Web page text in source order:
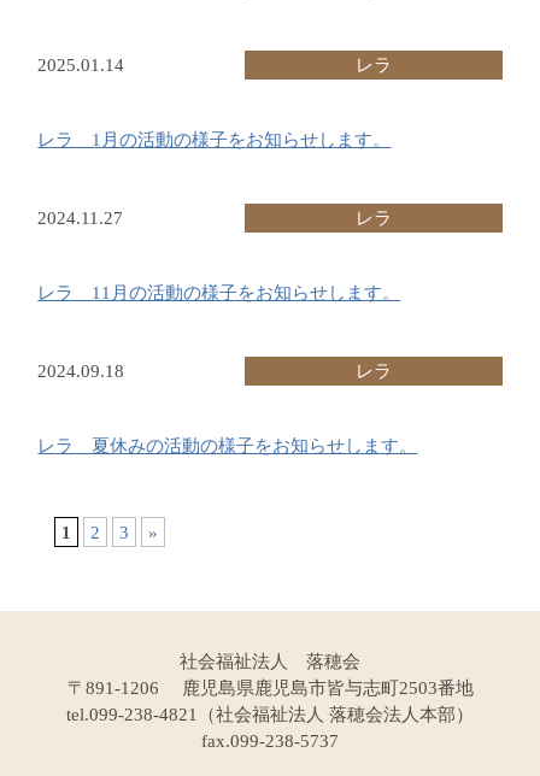
2025.01.14 レラ
レラ 1月の活動の様子をお知らせします。
2024.11.27 レラ
レラ 11月の活動の様子をお知らせします。
2024.09.18 レラ
レラ 夏休みの活動の様子をお知らせします。
1 2 3 »
社会福祉法人 落穂会
〒891-1206 鹿児島県鹿児島市皆与志町2503番地
tel.099-238-4821（社会福祉法人 落穂会法人本部）
fax.099-238-5737